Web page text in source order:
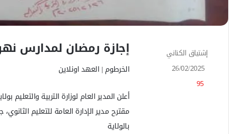
إجازة رمضان لمدارس نهر
الخرطوم | العهد اونلاين
أعلن المدير العام لوزارة التربية
مقترح مدير الإدارة العامة للتعليم
بالولاية
إشتياق الكناني
26/02/2025
95